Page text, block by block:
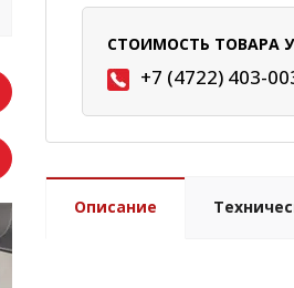
СТОИМОСТЬ ТОВАРА
+7 (4722) 403-
Описание